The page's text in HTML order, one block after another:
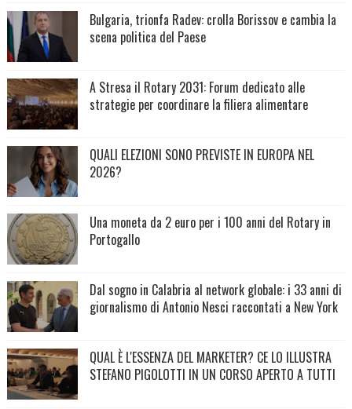
Bulgaria, trionfa Radev: crolla Borissov e cambia la
scena politica del Paese
A Stresa il Rotary 2031: Forum dedicato alle
strategie per coordinare la filiera alimentare
QUALI ELEZIONI SONO PREVISTE IN EUROPA NEL
2026?
Una moneta da 2 euro per i 100 anni del Rotary in
Portogallo
Dal sogno in Calabria al network globale: i 33 anni di
giornalismo di Antonio Nesci raccontati a New York
QUAL È L'ESSENZA DEL MARKETER? CE LO ILLUSTRA
STEFANO PIGOLOTTI IN UN CORSO APERTO A TUTTI